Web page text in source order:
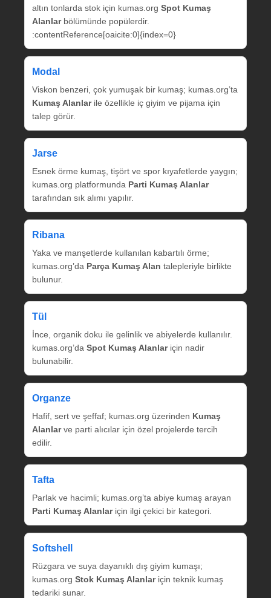
altın tonlarda stok için kumas.org Spot Kumaş
Alanlarbölümünde popülerdir.
:contentReference[oaicite:0]{index=0}
Modal
Viskon benzeri, çok yumuşak bir kumaş; kumas.org’ta
Kumaş Alanlarile özellikle iç giyim ve pijama için
talep görür.
Jarse
Esnek örme kumaş, tişört ve spor kıyafetlerde yaygın;
kumas.org platformunda Parti Kumaş Alanlar
tarafından sık alımı yapılır.
Ribana
Yaka ve manşetlerde kullanılan kabartılı örme;
kumas.org’da Parça Kumaş Alan talepleriyle birlikte
bulunur.
Tül
İnce, organik doku ile gelinlik ve abiyelerde kullanılır.
kumas.org’da Spot Kumaş Alanlariçin nadir
bulunabilir.
Organze
Hafif, sert ve şeffaf; kumas.org üzerinden Kumaş
Alanlarve parti alıcılar için özel projelerde tercih
edilir.
Tafta
Parlak ve hacimli; kumas.org’ta abiye kumaş arayan
Parti Kumaş Alanlariçin ilgi çekici bir kategori.
Softshell
Rüzgara ve suya dayanıklı dış giyim kumaşı;
kumas.org Stok Kumaş Alanlariçin teknik kumaş
tedariki sunar.